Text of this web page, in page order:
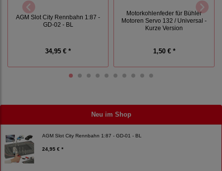
Neu im Shop
AGM Slot City Rennbahn 1:87 - GD-01 - BL
24,95 € *
AGM Slot City Rennbahn 1:87 -
GD-02 - BL
34,95 € *
Motorkohlenfeder für Bühler
Motoren Servo 132 / Universal -
Kurze Version
1,50 € *